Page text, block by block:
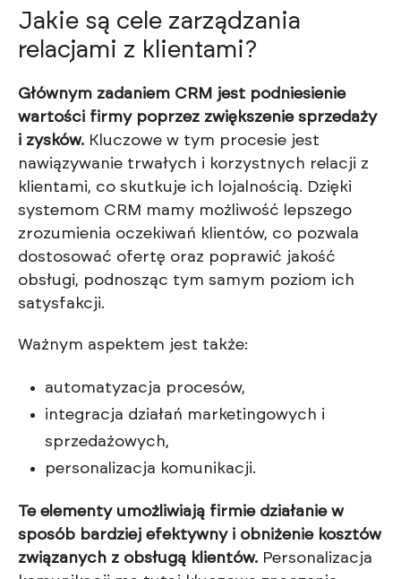
Jakie są cele zarządzania
relacjami z klientami?
Głównym zadaniem CRM jest podniesienie
wartości firmy poprzez zwiększenie sprzedaży
i zysków. Kluczowe w tym procesie jest
nawiązywanie trwałych i korzystnych relacji z
klientami, co skutkuje ich lojalnością. Dzięki
systemom CRM mamy możliwość lepszego
zrozumienia oczekiwań klientów, co pozwala
dostosować ofertę oraz poprawić jakość
obsługi, podnosząc tym samym poziom ich
satysfakcji.
Ważnym aspektem jest także:
automatyzacja procesów,
integracja działań marketingowych i
sprzedażowych,
personalizacja komunikacji.
Te elementy umożliwiają firmie działanie w
sposób bardziej efektywny i obniżenie kosztów
związanych z obsługą klientów. Personalizacja